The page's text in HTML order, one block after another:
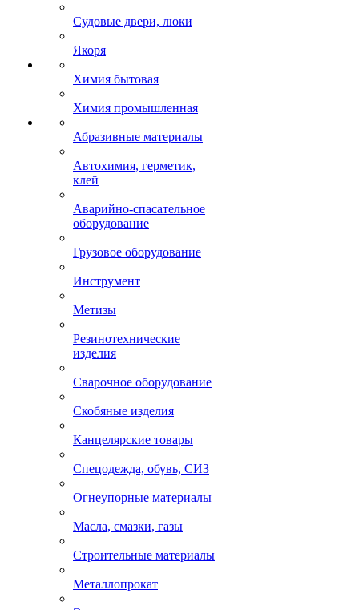
Судовые двери, люки
Якоря
Химия бытовая
Химия промышленная
Абразивные материалы
Автохимия, герметик,
клей
Аварийно-спасательное
оборудование
Грузовое оборудование
Инструмент
Метизы
Резинотехнические
изделия
Сварочное оборудование
Скобяные изделия
Канцелярские товары
Спецодежда, обувь, СИЗ
Огнеупорные материалы
Масла, смазки, газы
Строительные материалы
Металлопрокат